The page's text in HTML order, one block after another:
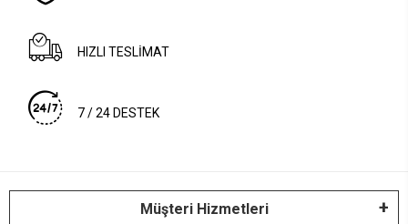
HIZLI TESLİMAT
7 / 24 DESTEK
Müşteri Hizmetleri